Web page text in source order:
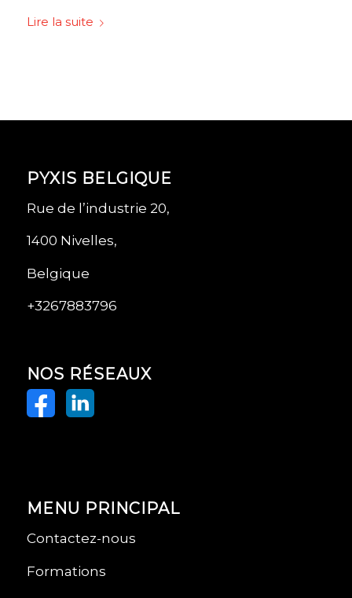
Lire la suite
PYXIS BELGIQUE
Rue de l’industrie 20,
1400 Nivelles,
Belgique
+3267883796
NOS RÉSEAUX
MENU PRINCIPAL
Contactez-nous
Formations